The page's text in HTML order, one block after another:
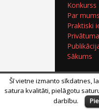
Konkurss
Par mums
Praktiski
Sākums
Šī vietne izmanto sīkdatnes,
satura kvalitāti, pielāgotu
darbību.